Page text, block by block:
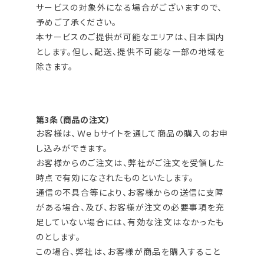
サービスの対象外になる場合がございますので、
予めご了承ください。
本サービスのご提供が可能なエリアは、日本国内
とします。但し、配送、提供不可能な一部の地域を
除きます。
第3条（商品の注文）
お客様は、Ｗｅｂサイトを通して商品の購入のお申
し込みができます。
お客様からのご注文は、弊社がご注文を受領した
時点で有効になされたものといたします。
通信の不具合等により、お客様からの送信に支障
がある場合、及び、お客様が注文の必要事項を充
足していない場合には、有効な注文はなかったも
のとします。
この場合、弊社は、お客様が商品を購入すること